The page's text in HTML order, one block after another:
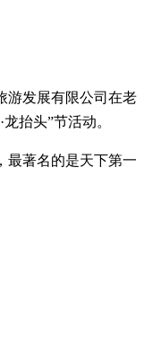
发展有限公司在老
抬头”节活动。
著名的是天下第一